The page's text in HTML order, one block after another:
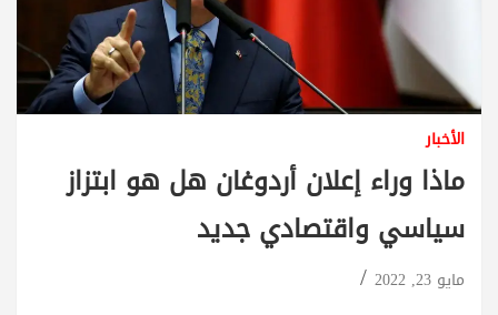
الأخبار
ماذا وراء إعلان أردوغان هل هو ابتزاز
سياسي واقتصادي جديد
مايو 23, 2022